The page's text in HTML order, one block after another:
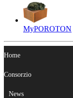
MyPOROTON
Home
Consorzio
News